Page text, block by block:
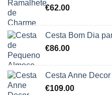
€62.00
Cesta Bom Dia
€86.00
Cesta Anne
€109.00